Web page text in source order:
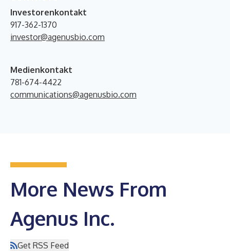
Investorenkontakt
917-362-1370
investor@agenusbio.com
Medienkontakt
781-674-4422
communications@agenusbio.com
More News From
Agenus Inc.
Get RSS Feed